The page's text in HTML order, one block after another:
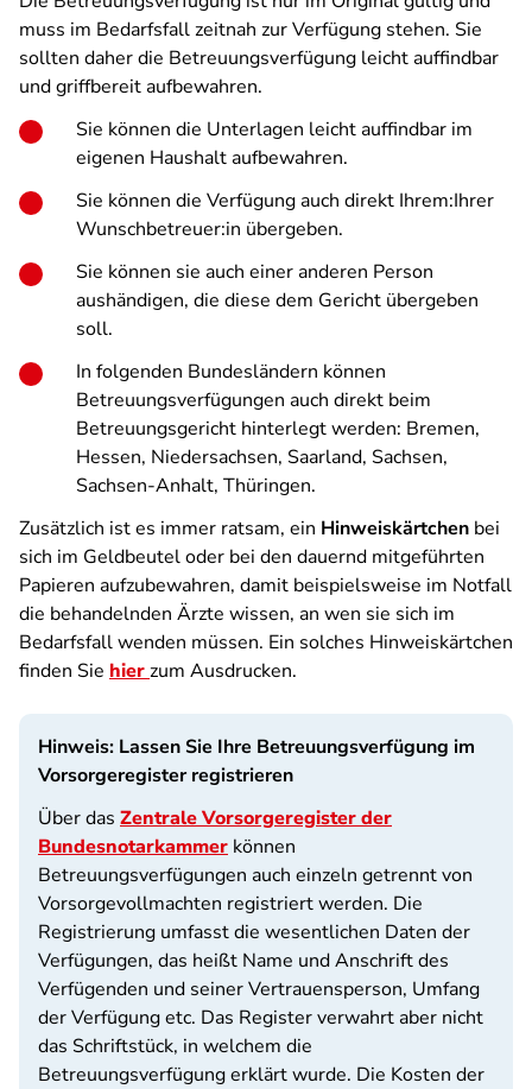
muss im Bedarfsfall zeitnah zur Verfügung stehen. Sie
sollten daher die Betreuungsverfügung leicht auffindbar
und griffbereit aufbewahren.
Sie können die Unterlagen leicht auffindbar im
eigenen Haushalt aufbewahren.
Sie können die Verfügung auch direkt Ihrem:Ihrer
Wunschbetreuer:in übergeben.
Sie können sie auch einer anderen Person
aushändigen, die diese dem Gericht übergeben
soll.
In folgenden Bundesländern können
Betreuungsverfügungen auch direkt beim
Betreuungsgericht hinterlegt werden: Bremen,
Hessen, Niedersachsen, Saarland, Sachsen,
Sachsen-Anhalt, Thüringen.
Zusätzlich ist es immer ratsam, ein Hinweiskärtchen bei
sich im Geldbeutel oder bei den dauernd mitgeführten
Papieren aufzubewahren, damit beispielsweise im Notfall
die behandelnden Ärzte wissen, an wen sie sich im
Bedarfsfall wenden müssen. Ein solches Hinweiskärtchen
finden Sie hierzum Ausdrucken.
Hinweis: Lassen Sie Ihre Betreuungsverfügung im
Vorsorgeregister registrieren
Über das Zentrale Vorsorgeregister der
Bundesnotarkammer können
Betreuungsverfügungen auch einzeln getrennt von
Vorsorgevollmachten registriert werden. Die
Registrierung umfasst die wesentlichen Daten der
Verfügungen, das heißt Name und Anschrift des
Verfügenden und seiner Vertrauensperson, Umfang
der Verfügung etc. Das Register verwahrt aber nicht
das Schriftstück, in welchem die
Betreuungsverfügung erklärt wurde. Die Kosten der